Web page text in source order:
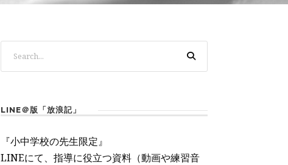
LINE＠版「放浪記」
『小中学校の先生限定』
LINEにて、指導に役立つ資料（動画や練習音